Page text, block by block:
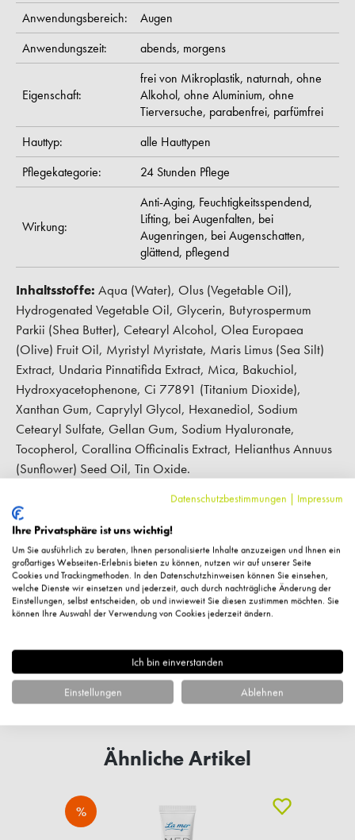
Anwendungsbereich:
Augen
Anwendungszeit:
abends, morgens
Eigenschaft:
frei von Mikroplastik, naturnah, ohne
Alkohol, ohne Aluminium, ohne
Tierversuche, parabenfrei, parfümfrei
Hauttyp:
alle Hauttypen
Pflegekategorie:
24 Stunden Pflege
Wirkung:
Anti-Aging, Feuchtigkeitsspendend,
Lifting, bei Augenfalten, bei
Augenringen, bei Augenschatten,
glättend, pflegend
Inhaltsstoffe: Aqua (Water), Olus (Vegetable Oil),
Hydrogenated Vegetable Oil, Glycerin, Butyrospermum
Parkii (Shea Butter), Cetearyl Alcohol, Olea Europaea
(Olive) Fruit Oil, Myristyl Myristate, Maris Limus (Sea Silt)
Extract, Undaria Pinnatifida Extract, Mica, Bakuchiol,
Hydroxyacetophenone, Ci 77891 (Titanium Dioxide),
Xanthan Gum, Caprylyl Glycol, Hexanediol, Sodium
Cetearyl Sulfate, Gellan Gum, Sodium Hyaluronate,
Tocopherol, Corallina Officinalis Extract, Helianthus Annuus
(Sunflower) Seed Oil, Tin Oxide.
Hersteller-Kontaktinformationen
Kundenbewertungen
Fragen zum Artikel?
Ähnliche Artikel
%
Datenschutzbestimmungen | Impressum
Ihre Privatsphäre ist uns wichtig!
Um Sie ausführlich zu beraten, Ihnen personalisierte Inhalte anzuzeigen und Ihnen ein
großartiges Webseiten-Erlebnis bieten zu können, nutzen wir auf unserer Seite
Cookies und Trackingmethoden. In den Datenschutzhinweisen können Sie einsehen,
welche Dienste wir einsetzen und jederzeit, auch durch nachträgliche Änderung der
Einstellungen, selbst entscheiden, ob und inwieweit Sie diesen zustimmen möchten. Sie
können Ihre Auswahl der Verwendung von Cookies jederzeit ändern.
Ich bin einverstanden
Einstellungen Ablehnen